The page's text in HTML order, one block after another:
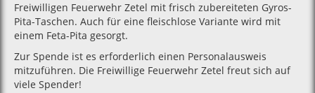
Freiwilligen Feuerwehr Zetel mit frisch zubereiteten Gyros-
Pita-Taschen. Auch für eine fleischlose Variante wird mit
einem Feta-Pita gesorgt.
Zur Spende ist es erforderlich einen Personalausweis
mitzuführen. Die Freiwillige Feuerwehr Zetel freut sich auf
viele Spender!